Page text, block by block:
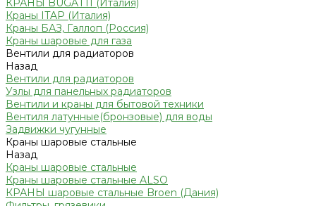
КРАНЫ BUGATTI (Италия)
Краны ITAP (Италия)
Краны БАЗ, Галлоп (Россия)
Краны шаровые для газа
Вентили для радиаторов
Назад
Вентили для радиаторов
Узлы для панельных радиаторов
Вентили и краны для бытовой техники
Вентиля латунные(бронзовые) для воды
Задвижки чугунные
Краны шаровые стальные
Назад
Краны шаровые стальные
Краны шаровые стальные ALSO
КРАНЫ шаровые стальные Broen (Дания)